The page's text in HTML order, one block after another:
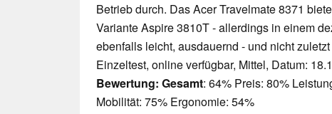
Betrieb durch. Das Acer Travelmate 8371
Variante Aspire 3810T - allerdings in einem
ebenfalls leicht, ausdauernd - und nicht
Einzeltest, online verfügbar, Mittel, Datum:
Bewertung: Gesamt: 64% Preis: 80%
Mobilität: 75% Ergonomie: 54%